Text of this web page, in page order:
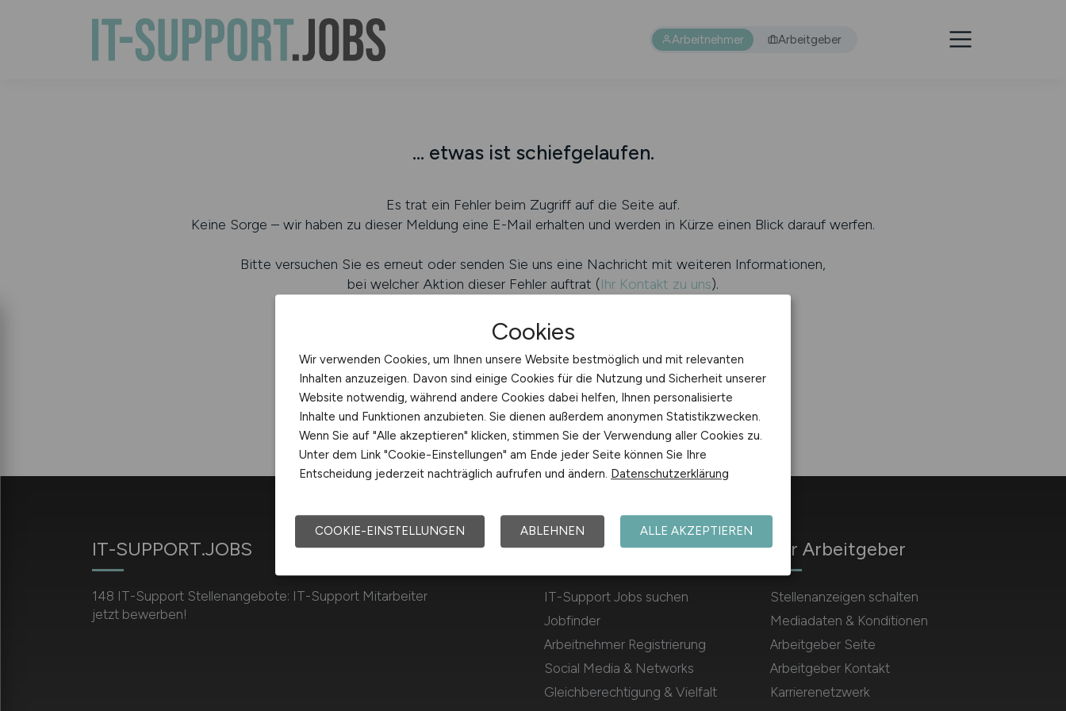
Arbeitnehmer Arbeitgeber
... etwas ist schiefgelaufen.
Es trat ein Fehler beim Zugriff auf die Seite auf.
Keine Sorge – wir haben zu dieser Meldung eine E-Mail erhalten und werden in Kürze einen Blick darauf werfen.
Bitte versuchen Sie es erneut oder senden Sie uns eine Nachricht mit weiteren Informationen,
bei welcher Aktion dieser Fehler auftrat (Ihr Kontakt zu uns).
IT-SUPPORT.JOBS
148 IT-Support Stellenangebote: IT-Support Mitarbeiter
jetzt bewerben!
Für Arbeitnehmer
IT-Support Jobs suchen
Jobfinder
Arbeitnehmer Registrierung
Social Media & Networks
Gleichberechtigung & Vielfalt
Für Arbeitgeber
Stellenanzeigen schalten
Mediadaten & Konditionen
Arbeitgeber Seite
Arbeitgeber Kontakt
Karrierenetzwerk
Cookies
Wir verwenden Cookies, um Ihnen unsere Website bestmöglich und mit relevanten
Inhalten anzuzeigen. Davon sind einige Cookies für die Nutzung und Sicherheit unserer
Website notwendig, während andere Cookies dabei helfen, Ihnen personalisierte
Inhalte und Funktionen anzubieten. Sie dienen außerdem anonymen Statistikzwecken.
Wenn Sie auf "Alle akzeptieren" klicken, stimmen Sie der Verwendung aller Cookies zu.
Unter dem Link "Cookie-Einstellungen" am Ende jeder Seite können Sie Ihre
Entscheidung jederzeit nachträglich aufrufen und ändern. Datenschutzerklärung
COOKIE-EINSTELLUNGEN ABLEHNEN ALLE AKZEPTIEREN